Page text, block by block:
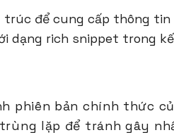
trúc để cung cấp thông
dạng rich snippet trong
phiên bản chính thức
lặp để tránh gây